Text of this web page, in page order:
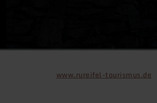
www.rureifel-tourismus.de